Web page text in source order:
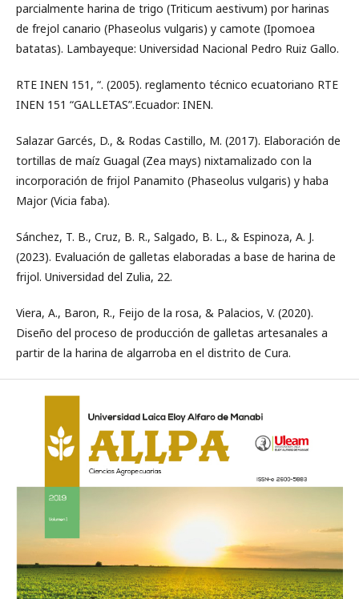
parcialmente harina de trigo (Triticum aestivum) por harinas
de frejol canario (Phaseolus vulgaris) y camote (Ipomoea
batatas). Lambayeque: Universidad Nacional Pedro Ruiz Gallo.
RTE INEN 151, “. (2005). reglamento técnico ecuatoriano RTE
INEN 151 “GALLETAS”.Ecuador: INEN.
Salazar Garcés, D., & Rodas Castillo, M. (2017). Elaboración de
tortillas de maíz Guagal (Zea mays) nixtamalizado con la
incorporación de frijol Panamito (Phaseolus vulgaris) y haba
Major (Vicia faba).
Sánchez, T. B., Cruz, B. R., Salgado, B. L., & Espinoza, A. J.
(2023). Evaluación de galletas elaboradas a base de harina de
frijol. Universidad del Zulia, 22.
Viera, A., Baron, R., Feijo de la rosa, & Palacios, V. (2020).
Diseño del proceso de producción de galletas artesanales a
partir de la harina de algarroba en el distrito de Cura.